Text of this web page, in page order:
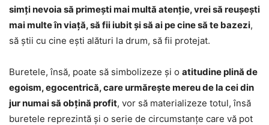
simți nevoia să primești mai multă atenție, vrei să reușești
mai multe în viață, să fii iubit și să ai pe cine să te bazezi,
să știi cu cine ești alături la drum, să fii protejat.
Buretele, însă, poate să simbolizeze și o atitudine plină de
egoism, egocentrică, care urmărește mereu de la cei din
jur numai să obțină profit, vor să materializeze totul, însă
buretele reprezintă și o serie de circumstanțe care vă pot